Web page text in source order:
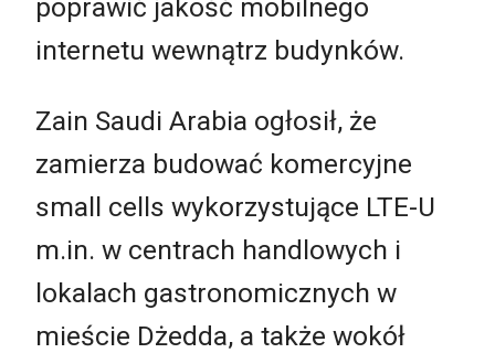
poprawić jakość mobilnego
internetu wewnątrz budynków.
Zain Saudi Arabia ogłosił, że
zamierza budować komercyjne
small cells wykorzystujące LTE-U
m.in. w centrach handlowych i
lokalach gastronomicznych w
mieście Dżedda, a także wokół